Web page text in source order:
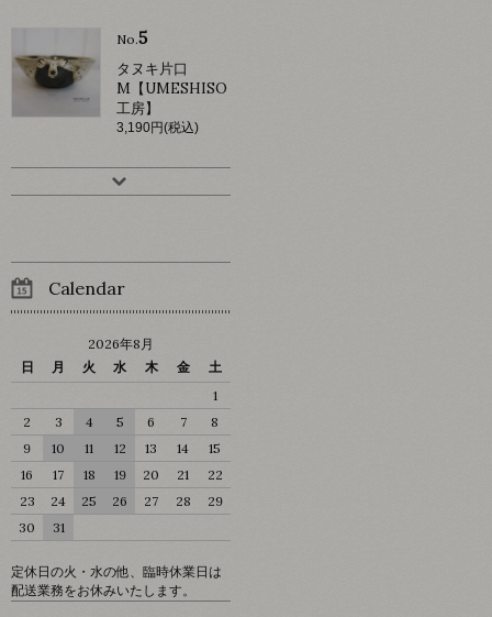
No.5
タヌキ片口
M【UMESHISO
工房】
3,190円(税込)
Calendar
2026年8月
日
月 火 水 木 金
土
1
2
3 4 5 6 7
8
9
10 11 12 13 14
15
16
17 18 19 20 21
22
23
24 25 26 27 28
29
30
31
定休日の火・水の他、臨時休業日は
配送業務をお休みいたします。